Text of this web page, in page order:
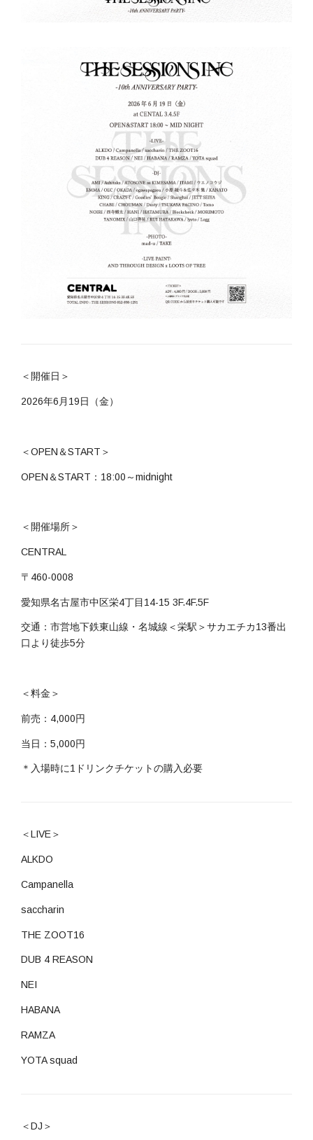
＜開催日＞
2026年6月 19日（金）
＜OPEN＆START＞
OPEN ＆START ： 18:00 ～midnight
＜開催場所＞
CENTRAL
〒460-0008
愛知県名古屋市中区栄4丁目 14-15 3F.4F.5F
交通：市営地下鉄東山線・名城線＜栄駅＞サカエチカ13番出
口より徒歩5分
＜料金＞
前売：4,000円
当日：5,000円
＊入場時に1 ドリンクチケットの購入必要
＜LIVE＞
ALKDO
Campanella
saccharin
THE ZOOT16
DUB 4 REASON
NEI
HABANA
RAMZA
YOTA squad
＜DJ＞